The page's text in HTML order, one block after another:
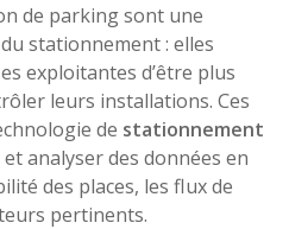
de parking sont une
stationnement : elles
exploitantes d’être plus
leurs installations. Ces
de stationnement
analyser des données en
des places, les flux de
pertinents.